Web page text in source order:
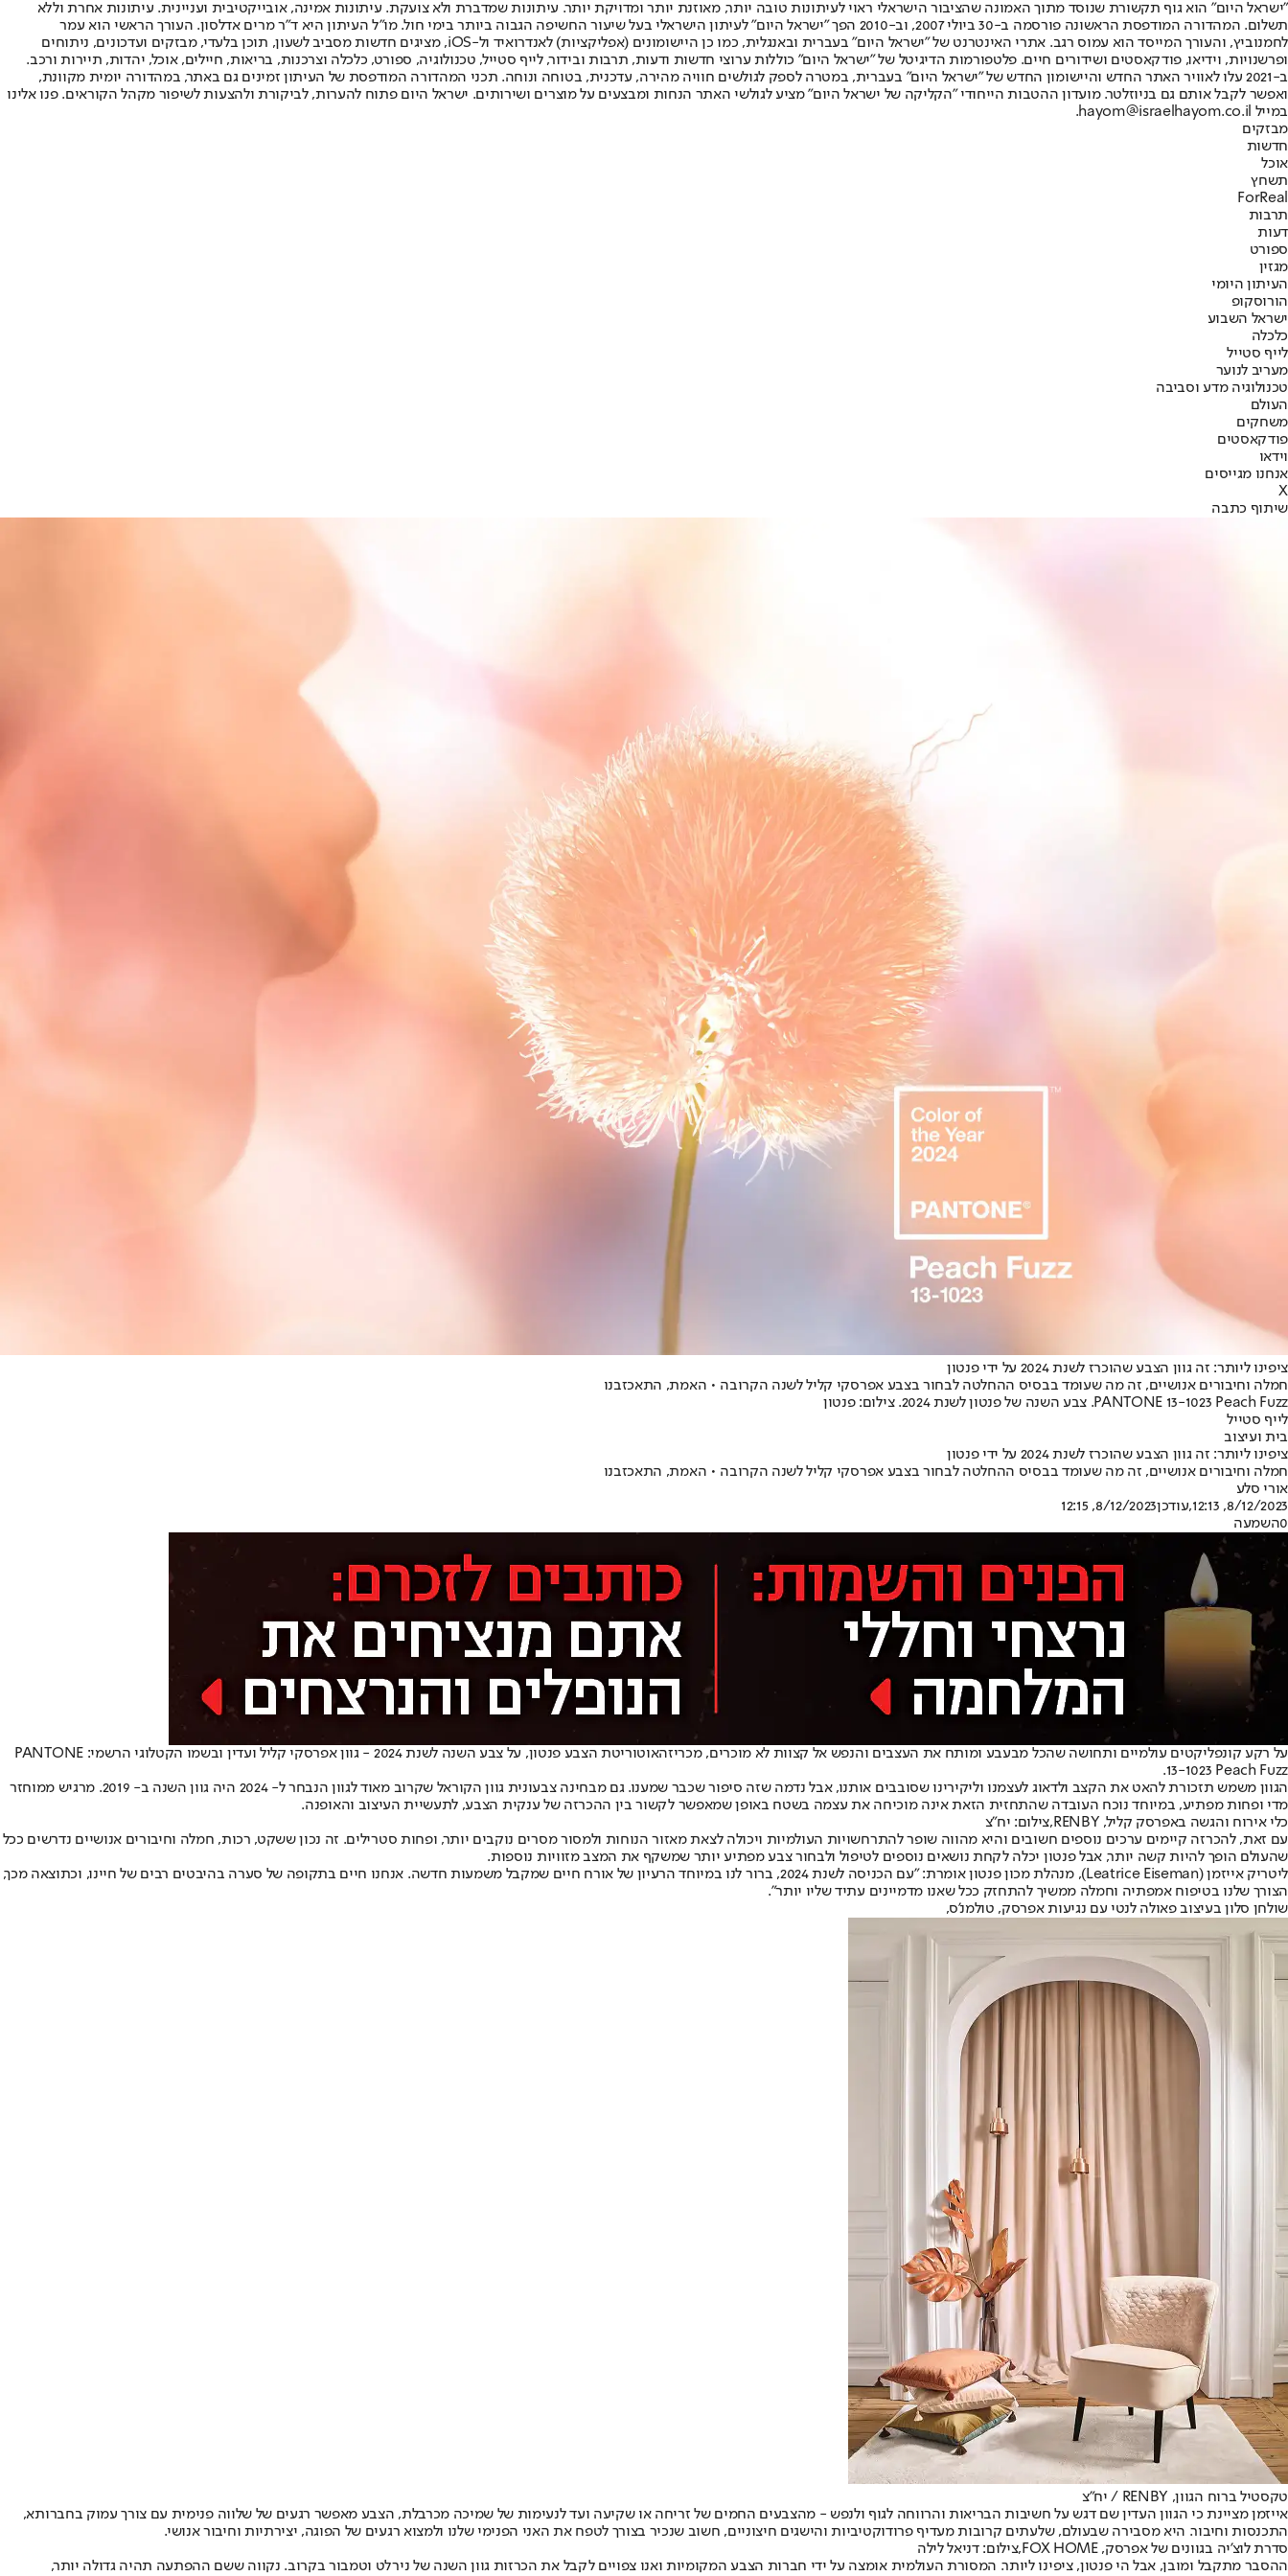
"ישראל היום" הוא גוף תקשורת שנוסד מתוך האמונה שהציבור הישראלי ראוי לעיתונות טובה יותר, מאוזנת יותר ומדויקת יותר. עיתונות שמדברת ולא צועקת. עיתונות אמינה, אובייקטיבית ועניינית. עיתונות אחרת וללא
תשלום. המהדורה המודפסת הראשונה פורסמה ב-30 ביולי 2007, וב-2010 הפך "ישראל היום" לעיתון הישראלי בעל שיעור החשיפה הגבוה ביותר בימי חול. מו"ל העיתון היא ד"ר מרים אדלסון. העורך הראשי הוא עמר
לחמנוביץ, והעורך המייסד הוא עמוס רגב. אתרי האינטרנט של "ישראל היום" בעברית ובאנגלית, כמו כן היישומונים (אפליקציות) לאנדרואיד ול-iOS, מציגים חדשות מסביב לשעון, תוכן בלעדי, מבזקים ועדכונים, ניתוחים
ופרשנויות, וידיאו, פודקאסטים ושידורים חיים. פלטפורמות הדיגיטל של "ישראל היום" כוללות ערוצי חדשות ודעות, תרבות ובידור, לייף סטייל, טכנולוגיה, ספורט, כלכלה וצרכנות, בריאות, חיילים, אוכל, יהדות, תיירות ורכב.
ב-2021 עלו לאוויר האתר החדש והיישומון החדש של "ישראל היום" בעברית, במטרה לספק לגולשים חוויה מהירה, עדכנית, בטוחה ונוחה. תכני המהדורה המודפסת של העיתון זמינים גם באתר, במהדורה יומית מקוונת,
ואפשר לקבל אותם גם בניוזלטר. מועדון ההטבות הייחודי "הקליקה של ישראל היום" מציע לגולשי האתר הנחות ומבצעים על מוצרים ושירותים. ישראל היום פתוח להערות, לביקורת ולהצעות לשיפור מקהל הקוראים. פנו אלינו
במייל hayom@israelhayom.co.il.
מבזקים
חדשות
אוכל
תשחץ
ForReal
תרבות
דעות
ספורט
מגזין
העיתון היומי
הורוסקופ
ישראל השבוע
כלכלה
לייף סטייל
מעריב לנוער
טכנולוגיה מדע וסביבה
העולם
משחקים
פודקאסטים
וידאו
אנחנו מגייסים
X
שיתוף כתבה
ציפינו ליותר: זה גוון הצבע שהוכרז לשנת 2024 על ידי פנטון
חמלה וחיבורים אנושיים, זה מה שעומד בבסיס ההחלטה לבחור בצבע אפרסקי קליל לשנה הקרובה • האמת, התאכזבנו
PANTONE 13-1023 Peach Fuzz. צבע השנה של פנטון לשנת 2024. צילום: פנטון
לייף סטייל
בית ועיצוב
ציפינו ליותר: זה גוון הצבע שהוכרז לשנת 2024 על ידי פנטון
חמלה וחיבורים אנושיים, זה מה שעומד בבסיס ההחלטה לבחור בצבע אפרסקי קליל לשנה הקרובה • האמת, התאכזבנו
אורי סלע
8/12/2023, 12:13
,עודכן8/12/2023, 12:15
0השמעה
על רקע קונפליקטים עולמיים ותחושה שהכל מבעבע ומותח את העצבים והנפש אל קצוות לא מוכרים, מכריזהאוטוריטת הצבע פנטון
, על צבע השנה לשנת 2024 - גוון אפרסקי קליל ועדין ובשמו הקטלוגי הרשמי: PANTONE
13-1023 Peach Fuzz.
הגוון משמש תזכורת להאט את הקצב ולדאוג לעצמנו וליקירינו שסובבים אותנו, אבל נדמה שזה סיפור שכבר שמענו. גם מבחינה צבעונית גוון הקוראל שקרוב מאוד לגוון הנבחר ל- 2024 היה גוון השנה ב- 2019. מרגיש ממוחזר
מדי ופחות מפתיע, במיוחד נוכח העובדה שהתחזית הזאת אינה מוכיחה את עצמה בשטח באופן שמאפשר לקשור בין ההכרזה של ענקית הצבע, לתעשיית העיצוב והאופנה.
כלי אירוח והגשה באפרסק קליל, RENBY,צילום: יח"צ
עם זאת, להכרזה קיימים ערכים נוספים חשובים והיא מהווה שופר להתרחשויות העולמיות ויכולה לצאת מאזור הנוחות ולמסור מסרים נוקבים יותר, ופחות סטרילים. זה נכון ששקט, רכות, חמלה וחיבורים אנושיים נדרשים ככל
שהעולם הופך להיות קשה יותר, אבל פנטון יכלה לקחת נושאים נוספים לטיפול ולבחור צבע מפתיע יותר שמשקף את המצב מזוויות נוספות.
ליטריק אייזמן (Leatrice Eiseman), מנהלת מכון פנטון אומרת: "עם הכניסה לשנת 2024, ברור לנו במיוחד הרעיון של אורח חיים שמקבל משמעות חדשה. אנחנו חיים בתקופה של סערה בהיבטים רבים של חיינו, וכתוצאה מכך,
הצורך שלנו בטיפוח אמפתיה וחמלה ממשיך להתחזק ככל שאנו מדמיינים עתיד שליו יותר".
שולחן סלון בעיצוב פאולה לנטי עם נגיעות אפרסק, טולמנ'ס,
טקסטיל ברוח הגוון, RENBY / יח"צ
אייזמן מציינת כי הגוון העדין שם דגש על חשיבות הבריאות והרווחה לגוף ולנפש - מהצבעים החמים של זריחה או שקיעה ועד לנעימות של שמיכה מכרבלת, הצבע מאפשר רגעים של שלווה פנימית עם צורך עמוק בחברותא,
התכנסות וחיבור. היא מסבירה שבעולם, שלעתים קרובות מעדיף פרודוקטיביות והישגים חיצוניים, חשוב שנכיר בצורך לטפח את האני הפנימי שלנו ולמצוא רגעים של הפוגה, יצירתיות וחיבור אנושי.
סדרת לוצ'יה בגוונים של אפרסק, FOX HOME,צילום: דניאל לילה
ההסבר מתקבל ומובן, אבל הי פנטון, ציפינו ליותר. המסורת העולמית אומצה על ידי חברות הצבע המקומיות ואנו צפויים לקבל את הכרזות גוון השנה של נירלט וטמבור בקרוב. נקווה ששם ההפתעה תהיה גדולה יותר,